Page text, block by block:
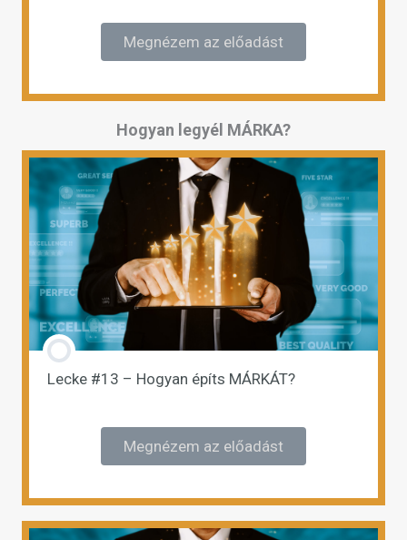
Megnézem az előadást
Hogyan legyél MÁRKA?
Lecke #13 – Hogyan építs MÁRKÁT?
Megnézem az előadást